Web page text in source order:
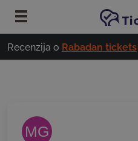
Preskoči na glavni sadržaj
Recenzija o Rabadan tickets
MG